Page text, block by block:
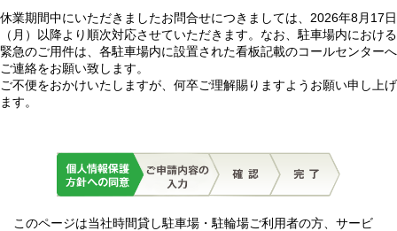
休業期間中にいただきましたお問合せにつきましては、2026年8月17日
（月）以降より順次対応させていただきます。なお、駐車場内における
緊急のご用件は、各駐車場内に設置された看板記載のコールセンターへ
ご連絡をお願い致します。
ご不便をおかけいたしますが、何卒ご理解賜りますようお願い申し上げ
ます。
このページは当社時間貸し駐車場・駐輪場ご利用者の方、サービ